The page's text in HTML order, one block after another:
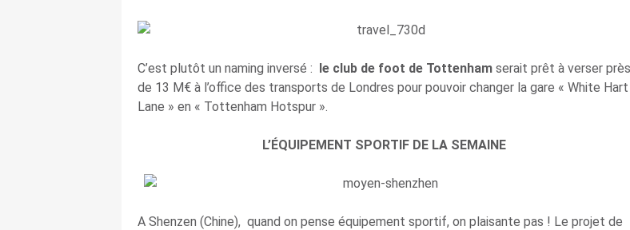
C’est plutôt un naming inversé : le club de foot de Tottenham serait prêt à verser près
de 13 M€ à l’office des transports de Londres pour pouvoir changer la gare « White Hart
Lane » en « Tottenham Hotspur ».
L’ÉQUIPEMENT SPORTIF DE LA SEMAINE
A Shenzen (Chine), quand on pense équipement sportif, on plaisante pas ! Le projet de